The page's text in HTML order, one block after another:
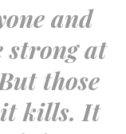
and
strong at
those
kills. It